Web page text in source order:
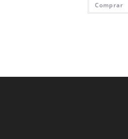
Comprar